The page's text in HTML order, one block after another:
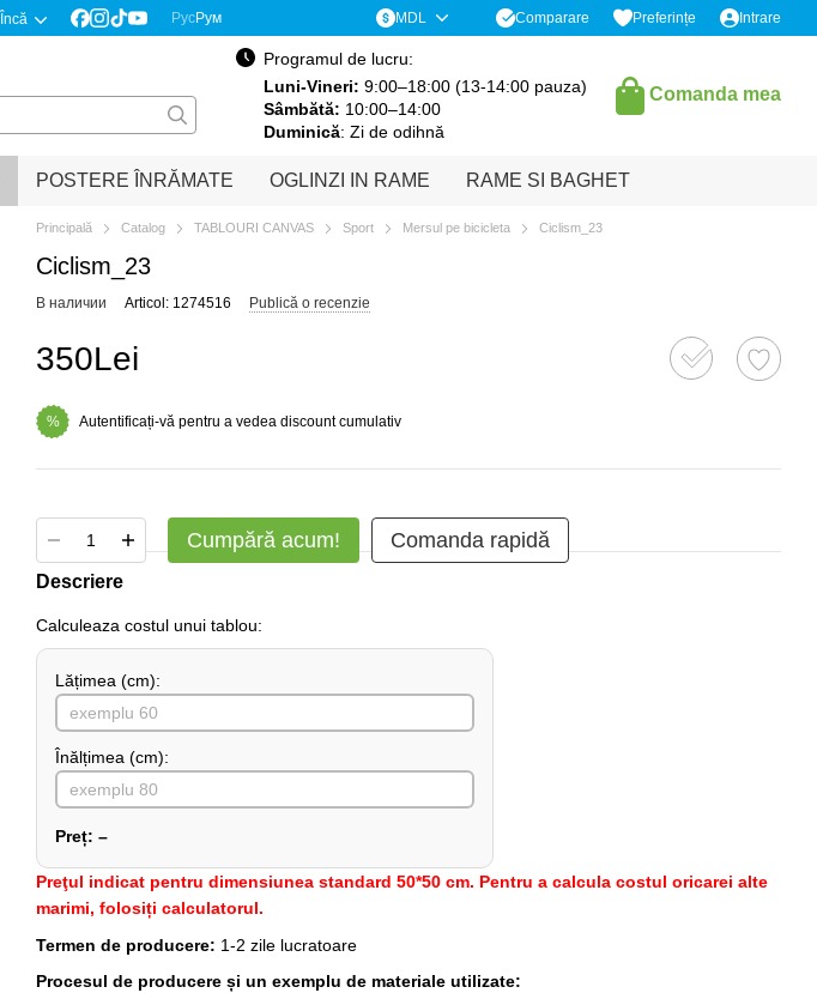
Încă РусРум MDL Comparare Preferințe Intrare
Programul de lucru:
Luni-Vineri: 9:00–18:00 (13-14:00 pauza)
Sâmbătă: 10:00–14:00
Duminică: Zi de odihnă
Comanda mea
POSTERE ÎNRĂMATE OGLINZI IN RAME RAME SI BAGHET
Principală Catalog TABLOURI CANVAS Sport Mersul pe bicicleta Ciclism_23
Ciclism_23
В наличии Articol: 1274516 Publică o recenzie
350Lei
% Autentificați-vă pentru a vedea discount cumulativ
Cumpără acum! Comanda rapidă
Descriere
Сalculeaza costul unui tablou:
Lățimea (сm):
Înălțimea (cm):
Preț: –
Preţul indicat pentru dimensiunea standard 50*50 cm. Pentru a calcula costul oricarei alte
marimi, folosiți calculatorul.
Termen de producere: 1-2 zile lucratoare
Procesul de producere și un exemplu de materiale utilizate: